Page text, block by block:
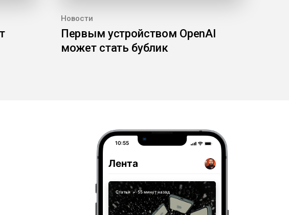
Новости
Первым устройством OpenAI
может стать бублик
10:55
Лента
Статьи • 55 минут назад